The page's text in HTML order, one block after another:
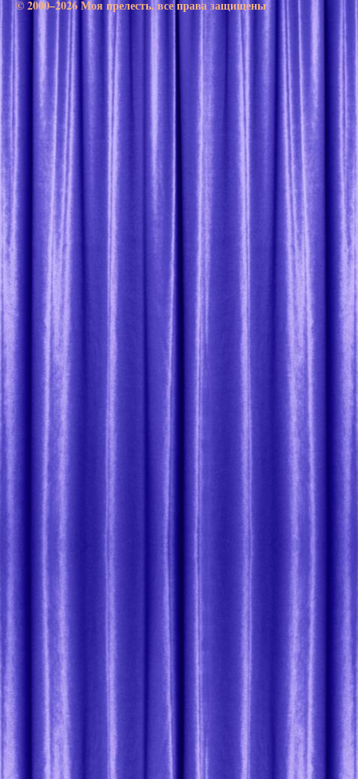
© 2000–2026 Моя прелесть. все права защищены